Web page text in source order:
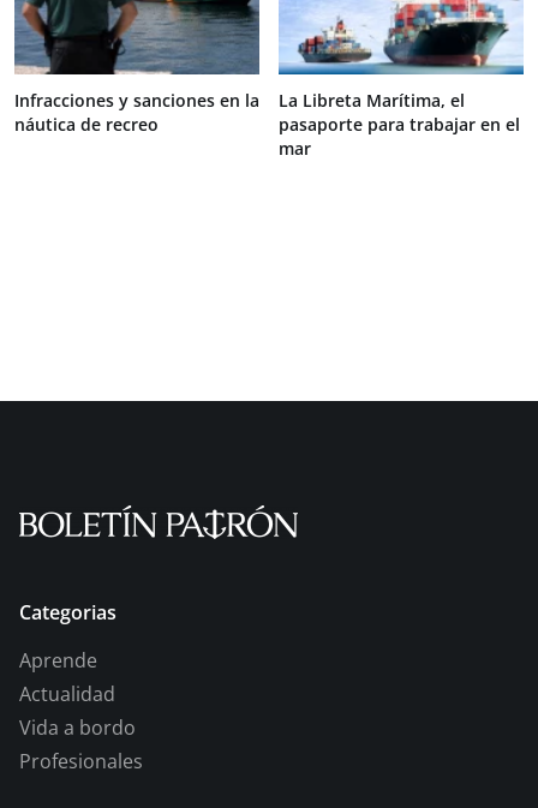
Infracciones y sanciones en la
náutica de recreo
La Libreta Marítima, el
pasaporte para trabajar en el
mar
Categorias
Aprende
Actualidad
Vida a bordo
Profesionales